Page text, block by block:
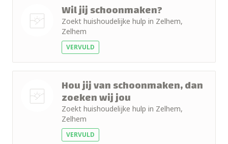
Wil jij schoonmaken?
Zoekt huishoudelijke hulp in Zelhem,
Zelhem
VERVULD
Hou jij van schoonmaken, dan
zoeken wij jou
Zoekt huishoudelijke hulp in Zelhem,
Zelhem
VERVULD